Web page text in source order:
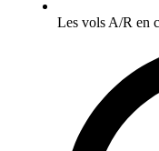
Les vols A/R en